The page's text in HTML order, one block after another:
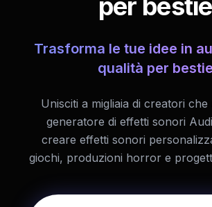
per bestie
Trasforma le tue idee in
qualità per bestie
Unisciti a migliaia di creatori
generatore di effetti sonori
creare effetti sonori
giochi, produzioni horror e